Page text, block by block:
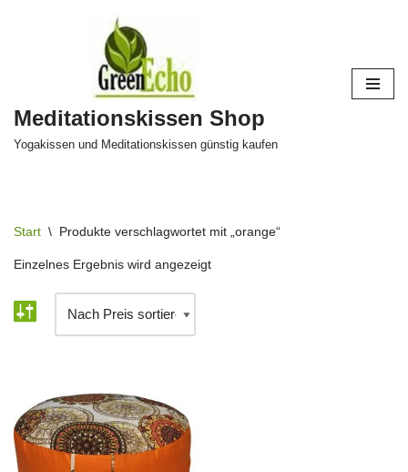
Meditationskissen Shop
Yogakissen und Meditationskissen günstig kaufen
Start \ Produkte verschlagwortet mit „orange“
Einzelnes Ergebnis wird angezeigt